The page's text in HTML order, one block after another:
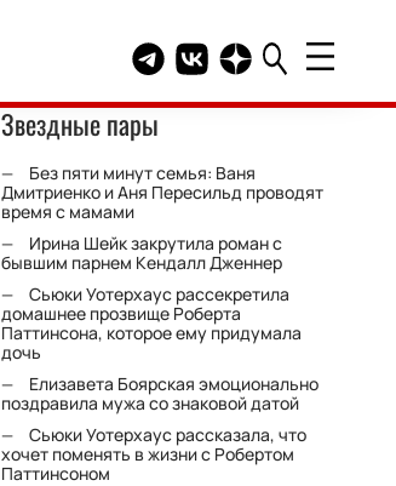
Telegram канал HELLO
Группа HELLO
Канал HELLO в
Звездные пары
Без пяти минут семья: Ваня
Дмитриенко и Аня Пересильд проводят
время с мамами
Ирина Шейк закрутила роман с
бывшим парнем Кендалл Дженнер
Сьюки Уотерхаус рассекретила
домашнее прозвище Роберта
Паттинсона, которое ему придумала
дочь
Елизавета Боярская эмоционально
поздравила мужа со знаковой датой
Сьюки Уотерхаус рассказала, что
хочет поменять в жизни с Робертом
Паттинсоном